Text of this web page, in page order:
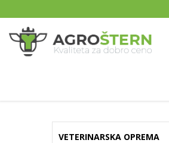
VETERINARSKA OPREMA